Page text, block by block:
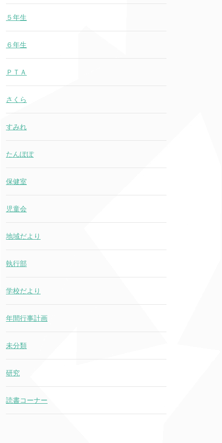
５年生
６年生
ＰＴＡ
さくら
すみれ
たんぽぽ
保健室
児童会
地域だより
執行部
学校だより
年間行事計画
未分類
研究
読書コーナー